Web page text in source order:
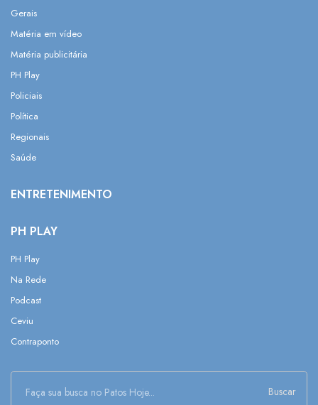
Gerais
Matéria em vídeo
Matéria publicitária
PH Play
Policiais
Política
Regionais
Saúde
ENTRETENIMENTO
PH PLAY
PH Play
Na Rede
Podcast
Ceviu
Contraponto
Buscar